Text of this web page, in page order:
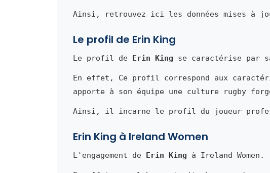
Ainsi, retrouvez ici les données mises à
Le profil de Erin King
Le profil de Erin King se caractérise par
En effet, Ce profil correspond aux
apporte à son équipe une culture rugby
Ainsi, il incarne le profil du joueur
Erin King à Ireland Women
L'engagement de Erin King à Ireland Women.